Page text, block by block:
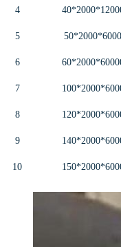
4
5 50*2000*6000
6
7
8
9
10